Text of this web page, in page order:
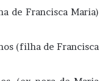
de Francisca Maria)
(filha de Francisca